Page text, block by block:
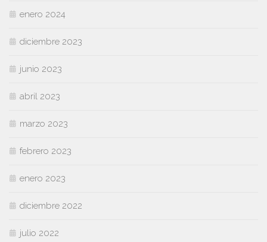
enero 2024
diciembre 2023
junio 2023
abril 2023
marzo 2023
febrero 2023
enero 2023
diciembre 2022
julio 2022